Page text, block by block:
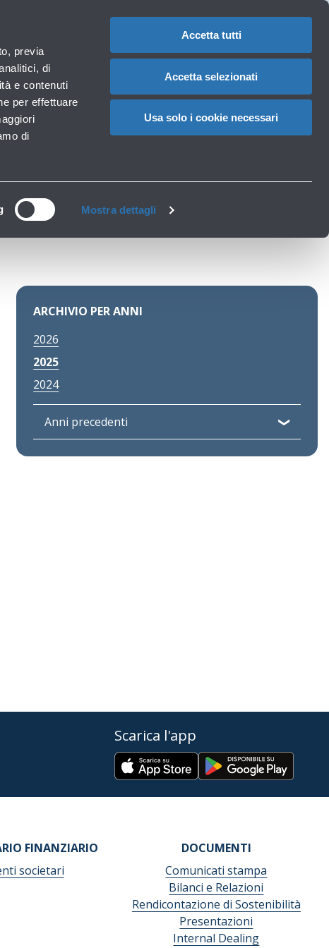
previa
di
e contenuti
per effettuare
di
Mostra dettagli
Accetta tutti
Accetta selezionati
Usa solo i cookie necessari
CAMBIA
Documenti Carrello
ARCHIVIO PER ANNI
2026
2025
2024
Anni precedenti
Scarica l'app
FINANZIARIO
societari
DOCUMENTI
Comunicati stampa
Bilanci e Relazioni
Rendicontazione di Sostenibilità
Presentazioni
Internal Dealing